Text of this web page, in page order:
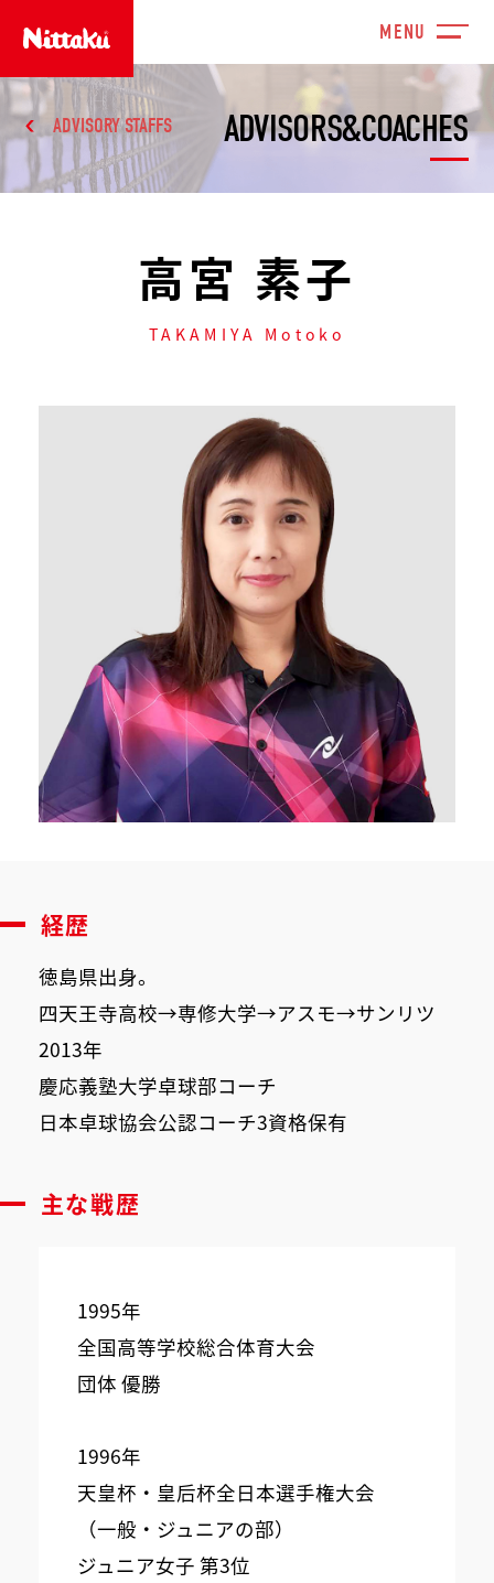
ADVISORS&COACHES
ADVISORY STAFFS
高宮 素子
TAKAMIYA Motoko
経歴
徳島県出身。
四天王寺高校→専修大学→アスモ→サンリツ
2013年
慶応義塾大学卓球部コーチ
日本卓球協会公認コーチ3資格保有
主な戦歴
1995年
全国高等学校総合体育大会
団体 優勝
1996年
天皇杯・皇后杯全日本選手権大会
（一般・ジュニアの部）
ジュニア女子 第3位